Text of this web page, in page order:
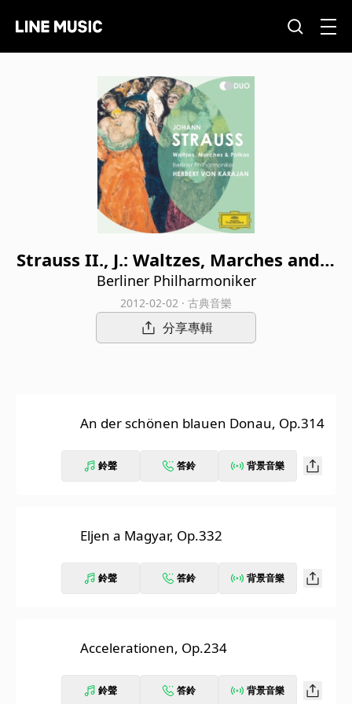
Strauss II., J.: Waltzes, Marches and P
olkas
Berliner Philharmoniker
2012-02-02 · 古典音樂
分享專輯
An der schönen blauen Donau, Op.314
鈴聲 答鈴 背景音樂
Eljen a Magyar, Op.332
鈴聲 答鈴 背景音樂
Accelerationen, Op.234
鈴聲 答鈴 背景音樂